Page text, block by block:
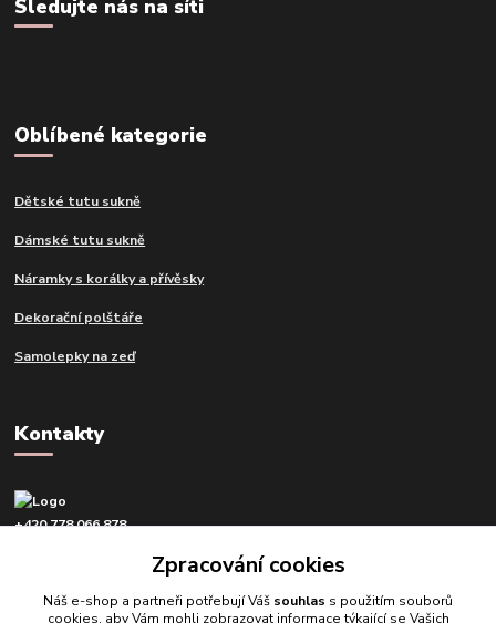
Sledujte nás na síti
Oblíbené kategorie
Dětské tutu sukně
Dámské tutu sukně
Náramky s korálky a přívěsky
Dekorační polštáře
Samolepky na zeď
Kontakty
+420 778 066 878
Zpracování cookies
Náš e-shop a partneři potřebují Váš souhlas s použitím souborů
cookies, aby Vám mohli zobrazovat informace týkající se Vašich